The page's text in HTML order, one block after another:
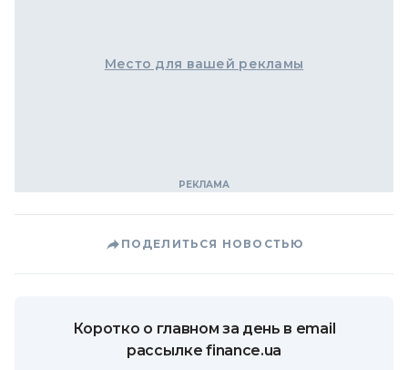
Место для вашей рекламы
ПОДЕЛИТЬСЯ НОВОСТЬЮ
Коротко о главном за день в email
рассылке finance.ua